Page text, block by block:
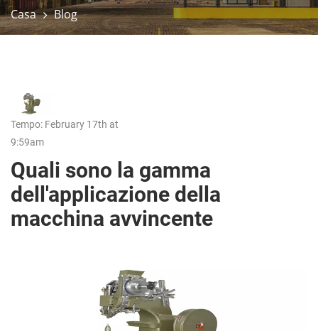
Casa Blog
Tempo: February 17th at
9:59am
Quali sono la gamma
dell'applicazione della
macchina avvincente